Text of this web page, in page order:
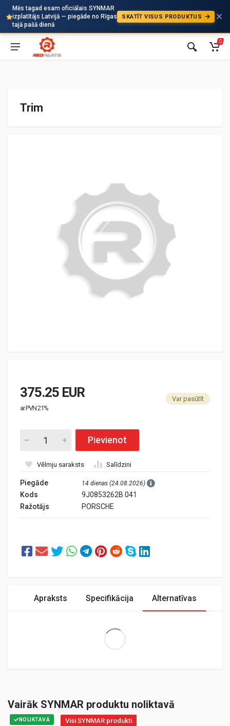
Mēs tagad esam oficiālais SYNMAR
izplatītājs Latvijā — piegāde no Rīgas
tajā pašā dienā
SKATĪT VISUS PRODUKTUS
Auto
0
Trim
375.25 EUR
ar PVN 21%
Var pasūtīt
Pievienot
Vēlmju saraksts Salīdzini
Piegāde 14 dienas (24.08.2026)
Kods
9J0853262B 041
Ražotājs
PORSCHE
Apraksts Specifikācija Alternatīvas
Vairāk SYNMAR produktu noliktavā
NOLIKTAVĀ Visi SYNMAR produkti